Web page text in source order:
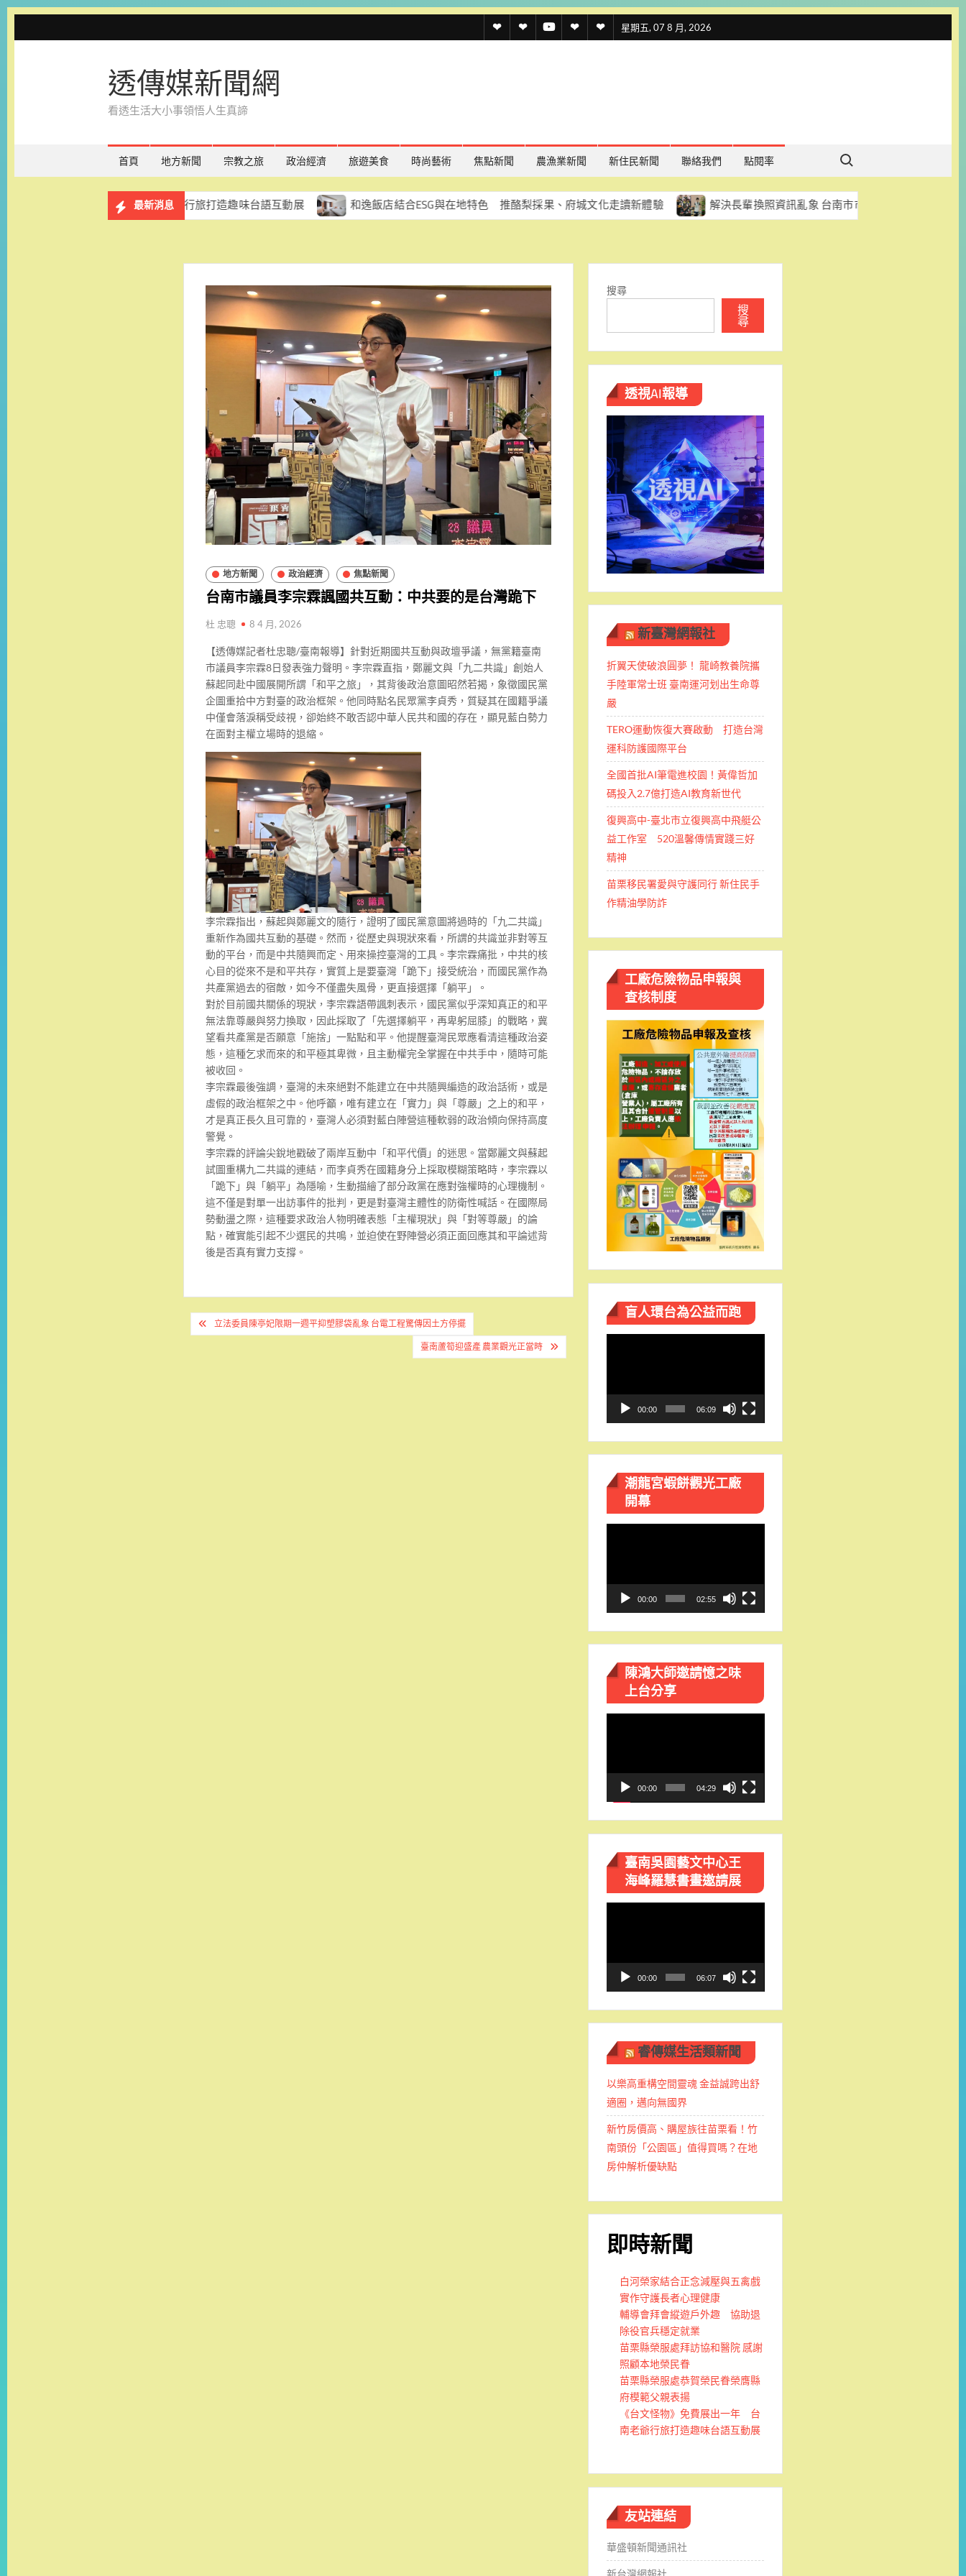
to
星期五, 07 8 月, 2026
透 透
名
透 聯 官
透傳媒新聞網
看透生活大小事領悟人生真諦
首頁 地方新聞 宗教之旅 政治經濟 旅遊美食 時尚藝術 焦點新聞 農漁業新聞 新住民新聞 聯絡我們 點閱率
Search for:
最新消息
費展出一年 台南老爺行旅打造趣味台語互動展 和逸飯店結合ESG與在地特色 推酪梨採果、府城文化走讀新體驗 解決長輩換照資訊亂象 台南市市議員陳怡珍促每區每月至少辦一
地方新聞 政治經濟 焦點新聞
台南市議員李宗霖諷國共互動：中共要的是台灣跪下
杜 忠聰 8 4 月, 2026
【透傳媒記者杜忠聰/臺南報導】針對近期國共互動與政壇爭議，無黨籍臺南
市議員李宗霖8日發表強力聲明。李宗霖直指，鄭麗文與「九二共識」創始人
蘇起同赴中國展開所謂「和平之旅」，其背後政治意圖昭然若揭，象徵國民黨
企圖重拾中方對臺的政治框架。他同時點名民眾黨李貞秀，質疑其在國籍爭議
中僅會落淚稱受歧視，卻始終不敢否認中華人民共和國的存在，顯見藍白勢力
在面對主權立場時的退縮。
李宗霖指出，蘇起與鄭麗文的隨行，證明了國民黨意圖將過時的「九二共識」
重新作為國共互動的基礎。然而，從歷史與現狀來看，所謂的共識並非對等互
動的平台，而是中共隨興而定、用來操控臺灣的工具。李宗霖痛批，中共的核
心目的從來不是和平共存，實質上是要臺灣「跪下」接受統治，而國民黨作為
共產黨過去的宿敵，如今不僅盡失風骨，更直接選擇「躺平」。
對於目前國共關係的現狀，李宗霖語帶諷刺表示，國民黨似乎深知真正的和平
無法靠尊嚴與努力換取，因此採取了「先選擇躺平，再卑躬屈膝」的戰略，冀
望看共產黨是否願意「施捨」一點點和平。他提醒臺灣民眾應看清這種政治姿
態，這種乞求而來的和平極其卑微，且主動權完全掌握在中共手中，隨時可能
被收回。
李宗霖最後強調，臺灣的未來絕對不能建立在中共隨興編造的政治話術，或是
虛假的政治框架之中。他呼籲，唯有建立在「實力」與「尊嚴」之上的和平，
才是真正長久且可靠的，臺灣人必須對藍白陣營這種軟弱的政治傾向保持高度
警覺。
李宗霖的評論尖銳地戳破了兩岸互動中「和平代價」的迷思。當鄭麗文與蘇起
試圖重構九二共識的連結，而李貞秀在國籍身分上採取模糊策略時，李宗霖以
「跪下」與「躺平」為隱喻，生動描繪了部分政黨在應對強權時的心理機制。
這不僅是對單一出訪事件的批判，更是對臺灣主體性的防衛性喊話。在國際局
勢動盪之際，這種要求政治人物明確表態「主權現狀」與「對等尊嚴」的論
點，確實能引起不少選民的共鳴，並迫使在野陣營必須正面回應其和平論述背
後是否真有實力支撐。
文
章
立法委員陳亭妃限期一週平抑塑膠袋亂象 台電工程驚傳因土方停擺
臺南蘆筍迎盛產 農業觀光正當時
搜尋
搜
尋
透視AI報導
新臺灣網報社
折翼天使破浪圓夢！ 龍崎教養院攜
手陸軍常士班 ​臺南運河划出生命尊
嚴
TERO運動恢復大賽啟動 打造台灣
運科防護國際平台
全國首批AI筆電進校園！黃偉哲加
碼投入2.7億打造AI教育新世代
復興高中-臺北市立復興高中飛艇公
益工作室 520溫馨傳情實踐三好
精神
苗栗移民署愛與守護同行 新住民手
作精油學防詐
工廠危險物品申報與
查核制度
盲人環台​為公益而跑
放
00:00 06:09
潮龍宮蝦餅觀光工廠
開幕
00:00 02:55
陳鴻大師邀請憶之味
上台分享
放
00:00 04:29
臺南吳園藝文中心王
海峰羅慧書畫邀請展
00:00 06:07
睿傳媒生活類新聞
以樂高重構空間靈魂 金益誠跨出舒
適圈，邁向無國界
新竹房價高、購屋族往苗栗看！竹
南頭份「公園區」值得買嗎？在地
房仲解析優缺點
即時新聞
白河榮家結合正念減壓與五禽戲
實作守護長者心理健康
輔導會拜會縱遊戶外趣 協助退
除役官兵穩定就業
苗栗縣榮服處拜訪協和醫院 感謝
照顧本地榮民眷
苗栗縣榮服處恭賀榮民眷榮膺縣
府模範父親表揚
《台文怪物》免費展出一年 台
南老爺行旅打造趣味台語互動展
友站連結
華盛頓新聞通訊社